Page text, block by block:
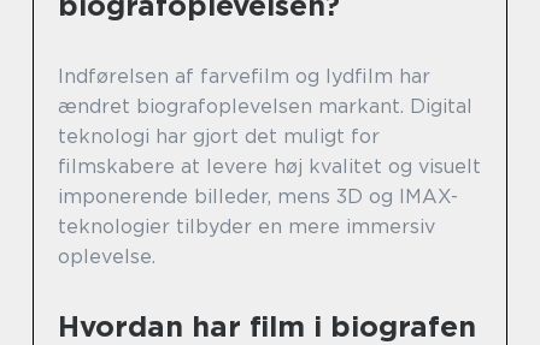
Indførelsen af farvefilm og lydfilm har
ændret biografoplevelsen markant. Digital
teknologi har gjort det muligt for
filmskabere at levere høj kvalitet og visuelt
imponerende billeder, mens 3D og IMAX-
teknologier tilbyder en mere immersiv
oplevelse.
Hvordan har film i biografen